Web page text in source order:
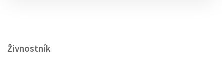
Živnostník